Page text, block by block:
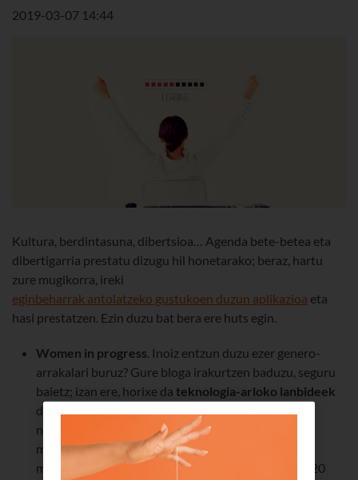
2019-03-07 14:44
Kultura, berdintasuna, dibertsioa… Agenda bete-betea eta
dibertigarria prestatu dizugu hil honetarako; beraz, hartu
zure mugikorra, ireki
eginbeharrak antolatzeko gustukoen duzun aplikazioa eta
hasi prestatzen. Ezin duzu bat bera ere huts egin.
Women in progress. Inoiz entzun duzu ezer genero-
arrakalari buruz? Gure bloga irakurtzen baduzu, seguru
baietz; izan ere, horixe da teknologia-arloko lanbideek
duten arazo nagusietako bat. Asko kostatzen zaigu
neskak ikasketa teknikoetan, STEM gaietan,
matrikulatzea: zientzia, teknologia, ingeniaritza eta
matematika. Datu bat: gradu horietako ikasleen % 20